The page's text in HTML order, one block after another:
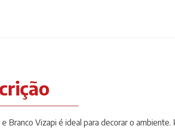
Branco Vizapi é ideal para decorar o ambiente.